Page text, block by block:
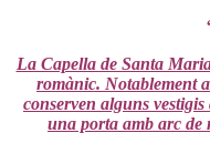
La Capella de Santa
romànic. Notablement
conserven alguns
una porta amb arc de